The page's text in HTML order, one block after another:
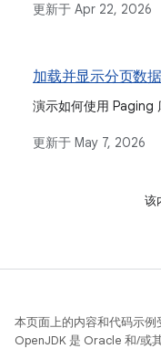
更新于 Apr 22, 2026
加载并显示分页数据
演示如何使用 Paging
更新于 May 7, 2026
该
本页面上的内容和代码示例
OpenJDK 是 Oracle 和/或